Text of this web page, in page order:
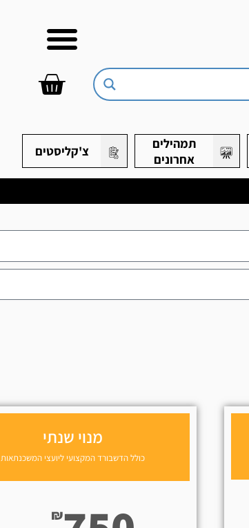
עגלת
תמהילים
אחרונים
צ'קליסטים
מנוי שנתי
כולל הדשבורד המקצועי ליועצי המשכנתאות
₪